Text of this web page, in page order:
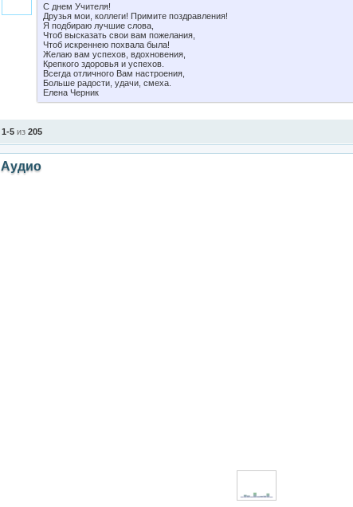
С днем Учителя!
Друзья мои, коллеги! Примите поздравления!
Я подбираю лучшие слова,
Чтоб высказать свои вам пожелания,
Чтоб искреннею похвала была!
Желаю вам успехов, вдохновения,
Крепкого здоровья и успехов.
Всегда отличного Вам настроения,
Больше радости, удачи, смеха.
Елена Черник
1-5 из 205
Аудио